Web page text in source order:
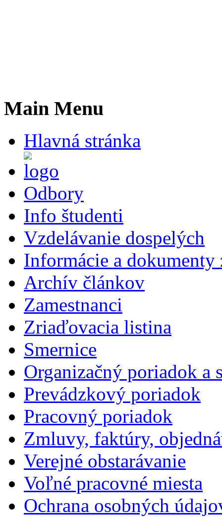
Main Menu
Hlavná stránka
Odbory
Info študenti
Vzdelávanie dospelých
Informácie a
Archív článkov
Zamestnanci
Zriaďovacia listina
Smernice
Organizačný poriadok a
Prevádzkový poriadok
Pracovný poriadok
Zmluvy, faktúry,
Verejné obstarávanie
Voľné pracovné miesta
Ochrana osobných